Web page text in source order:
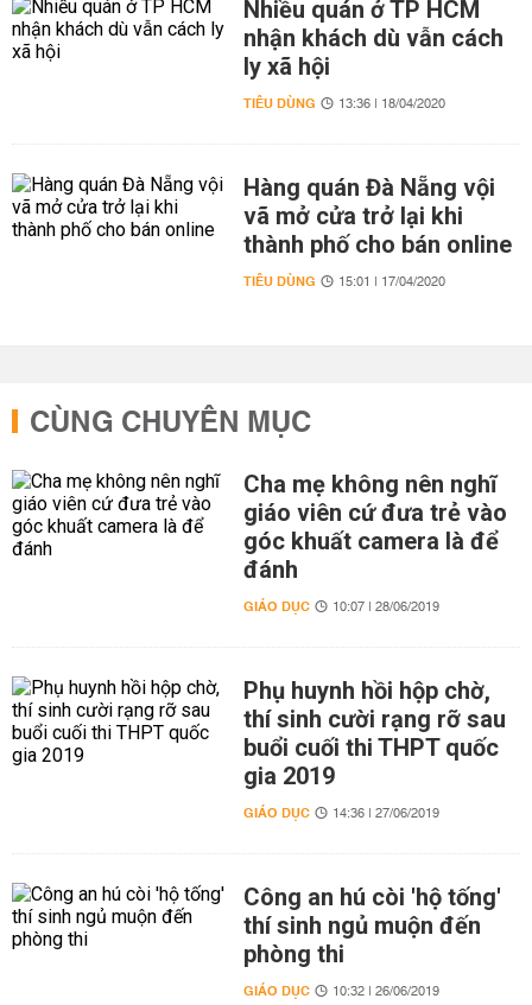
Nhiều quán ở TP HCM
nhận khách dù vẫn cách
ly xã hội
TIÊU DÙNG 13:36 | 18/04/2020
Hàng quán Đà Nẵng vội
vã mở cửa trở lại khi
thành phố cho bán online
TIÊU DÙNG 15:01 | 17/04/2020
CÙNG CHUYÊN MỤC
Cha mẹ không nên nghĩ
giáo viên cứ đưa trẻ vào
góc khuất camera là để
đánh
GIÁO DỤC 10:07 | 28/06/2019
Phụ huynh hồi hộp chờ,
thí sinh cười rạng rỡ sau
buổi cuối thi THPT quốc
gia 2019
GIÁO DỤC 14:36 | 27/06/2019
Công an hú còi 'hộ tống'
thí sinh ngủ muộn đến
phòng thi
GIÁO DỤC 10:32 | 26/06/2019